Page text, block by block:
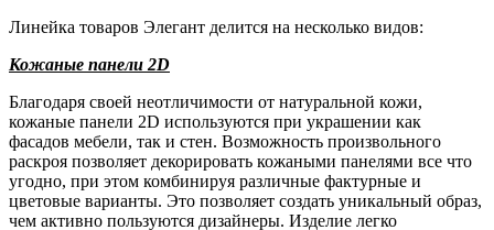
Линейка товаров Элегант делится на несколько видов:
Кожаные панели 2D
Благодаря своей неотличимости от натуральной кожи,
кожаные панели 2D используются при украшении как
фасадов мебели, так и стен. Возможность произвольного
раскроя позволяет декорировать кожаными панелями все что
угодно, при этом комбинируя различные фактурные и
цветовые варианты. Это позволяет создать уникальный образ,
чем активно пользуются дизайнеры. Изделие легко